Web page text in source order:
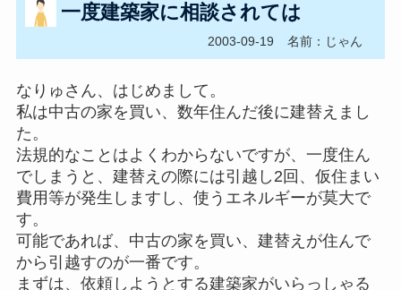
一度建築家に相談されては
2003-09-19 名前：じゃん
なりゅさん、はじめまして。
私は中古の家を買い、数年住んだ後に建替えまし
た。
法規的なことはよくわからないですが、一度住ん
でしまうと、建替えの際には引越し2回、仮住まい
費用等が発生しますし、使うエネルギーが莫大で
す。
可能であれば、中古の家を買い、建替えが住んで
から引越すのが一番です。
まずは、依頼しようとする建築家がいらっしゃる